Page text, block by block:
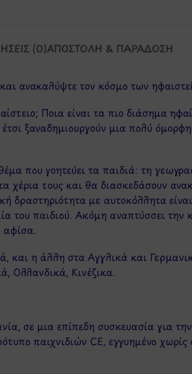
(0)ΑΠΟΣΤΟΛΉ & ΠΑΡΆΔΟΣΗ
ανακαλύψτε τον κόσμο των
Ποια είναι τα πιο διάσημα
ξαναδημιουργούν μια πολύ
που γοητεύει τα παιδιά: τη
τους και θα διασκεδάσουν
δραστηριότητα με αυτοκόλλητα
του παιδιού. Ακόμη αναπτύσσει την
αφίσα.
και η άλλη στα Αγγλικά και
Ολλανδικά, Κινέζικα.
σε μια επίπεδη συσκευασία για
παιχνιδιών CE, εγγυημένο χωρίς